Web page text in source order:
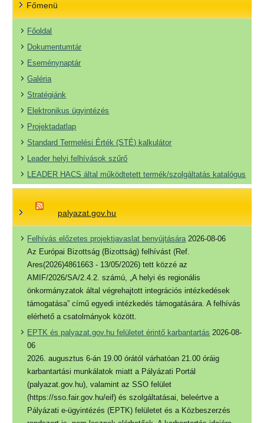
Főmenü
Főoldal
Dokumentumtár
Eseménynaptár
Galéria
Stratégiánk
Elektronikus ügyintézés
Projektadatlap
Standard Termelési Érték (STÉ) kalkulátor
Leader helyi felhívások szűrő
LEADER HACS által működtetett termék/szolgáltatás katalógus
palyazat.gov.hu
Felhívás előzetes projektjavaslat benyújtására 2026-08-06
Az Európai Bizottság (Bizottság) felhívást (Ref.
Ares(2026)4861663 - 13/05/2026) tett közzé az
AMIF/2026/SA/2.4.2. számú, „A helyi és regionális
önkormányzatok által végrehajtott integrációs intézkedések
támogatása” című egyedi intézkedés támogatására. A felhívás
elérhető a csatolmányok között.
EPTK és palyazat.gov.hu felületet érintő karbantartás 2026-08-
06
2026. augusztus 6-án 19.00 órától várhatóan 21.00 óráig
karbantartási munkálatok miatt a Pályázati Portál
(palyazat.gov.hu), valamint az SSO felület
(https://sso.fair.gov.hu/eif) és szolgáltatásai, beleértve a
Pályázati e-ügyintézés (EPTK) felületet és a Közbeszerzés